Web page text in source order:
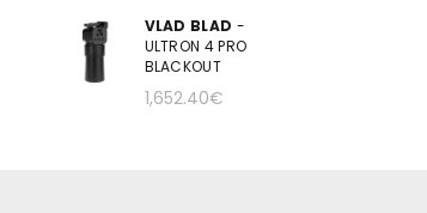
VLAD BLAD -
ULTRON 4 PRO
BLACKOUT
1,652.40€